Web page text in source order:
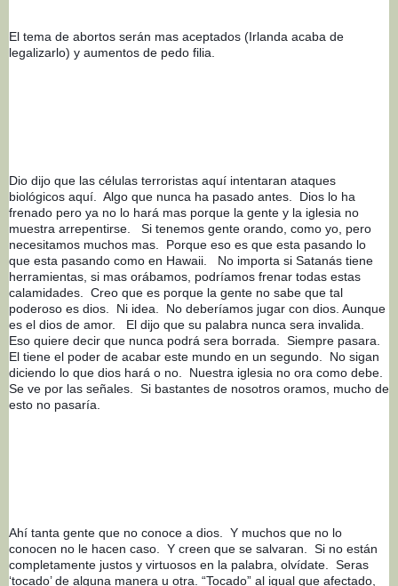
El tema de abortos serán mas aceptados (Irlanda acaba de
legalizarlo) y aumentos de pedo filia.
Dio dijo que las células terroristas aquí intentaran ataques
biológicos aquí.  Algo que nunca ha pasado antes.  Dios lo ha
frenado pero ya no lo hará mas porque la gente y la iglesia no
muestra arrepentirse.   Si tenemos gente orando, como yo, pero
necesitamos muchos mas.  Porque eso es que esta pasando lo
que esta pasando como en Hawaii.   No importa si Satanás tiene
herramientas, si mas orábamos, podríamos frenar todas estas
calamidades.  Creo que es porque la gente no sabe que tal
poderoso es dios.  Ni idea.  No deberíamos jugar con dios. Aunque
es el dios de amor.   El dijo que su palabra nunca sera invalida.
Eso quiere decir que nunca podrá sera borrada.  Siempre pasara.
El tiene el poder de acabar este mundo en un segundo.  No sigan
diciendo lo que dios hará o no.  Nuestra iglesia no ora como debe.
Se ve por las señales.  Si bastantes de nosotros oramos, mucho de
esto no pasaría.
Ahí tanta gente que no conoce a dios.  Y muchos que no lo
conocen no le hacen caso.  Y creen que se salvaran.  Si no están
completamente justos y virtuosos en la palabra, olvídate.  Seras
‘tocado’ de alguna manera u otra. “Tocado” al igual que afectado,